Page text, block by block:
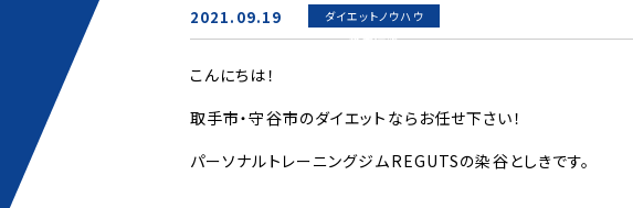
2021.09.19
ダイエットノウハウ
新着情報
こんにちは！
取手市・守谷市のダイエットならお任せ下さい！
パーソナルトレーニングジムREGUTSの染谷としきです。